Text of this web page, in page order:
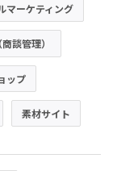
マーケティング
談管理）
ップ
素材サイト